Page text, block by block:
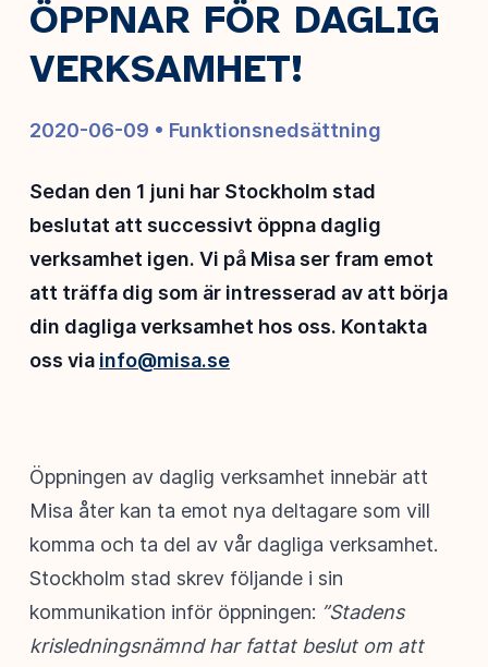
ÖPPNAR FÖR DAGLIG
VERKSAMHET!
2020-06-09 • Funktionsnedsättning
Sedan den 1 juni har Stockholm stad
beslutat att successivt öppna daglig
verksamhet igen. Vi på Misa ser fram emot
att träffa dig som är intresserad av att börja
din dagliga verksamhet hos oss. Kontakta
oss via info@misa.se
Öppningen av daglig verksamhet innebär att
Misa åter kan ta emot nya deltagare som vill
komma och ta del av vår dagliga verksamhet.
Stockholm stad skrev följande i sin
kommunikation inför öppningen: ”Stadens
krisledningsnämnd har fattat beslut om att